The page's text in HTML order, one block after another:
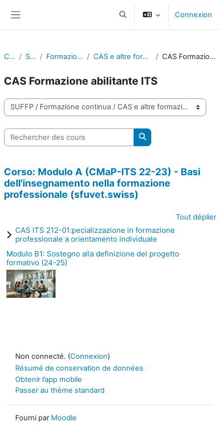
Activer/désactiver la saisie
Connexion
Cours SUFFP Formazione continua CAS e altre formazioni certificate CAS Formazione abilitante ITS
CAS Formazione abilitante ITS
Catégories de cours
Rechercher des cours
Rechercher des cours
Corso: Modulo A (CMaP-ITS 22-23) - Basi
dell'insegnamento nella formazione
professionale (sfuvet.swiss)
Tout déplier
CAS ITS 212-01:pecializzazione in formazione
professionale a orientamento individuale
Modulo B1: Sostegno alla definizione del progetto
formativo (24-25)
Non connecté. (Connexion)
Résumé de conservation de données
Obtenir l’app mobile
Passer au thème standard
Fourni par Moodle